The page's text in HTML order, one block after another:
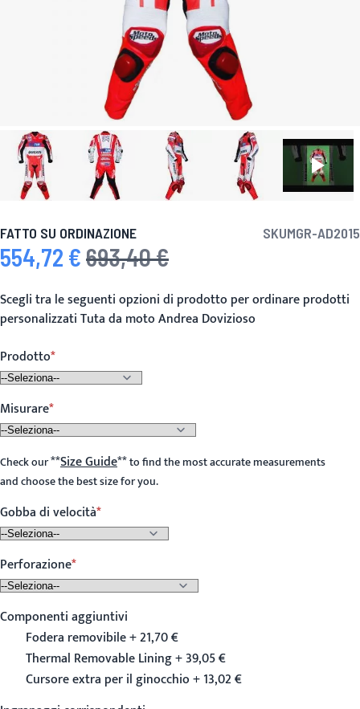
FATTO SU ORDINAZIONE SKUMGR-AD2015
Prezzo speciale
554,72 € Prezzo predefinito
693,40 €
Scegli tra le seguenti opzioni di prodotto per ordinare prodotti
personalizzati Tuta da moto Andrea Dovizioso
Prodotto
Misurare
Check our**Size Guide**to find the most accurate measurements
and choose the best size for you.
Gobba di velocità
Perforazione
Componenti aggiuntivi
Fodera removibile + 21,70 €
Thermal Removable Lining + 39,05 €
Cursore extra per il ginocchio + 13,02 €